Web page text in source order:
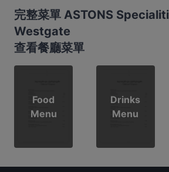
完整菜單 ASTONS
Westgate
查看餐廳菜單
Food
Menu
Drinks
Menu